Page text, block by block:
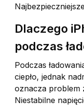
Dlaczego
podczas
Podczas
ciepło, jednak
oznacza problem
Niestabilne